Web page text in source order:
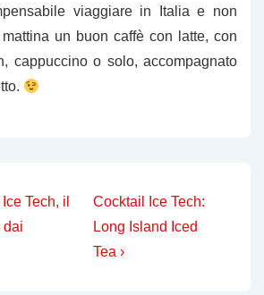
viaggiare in Italia e non
un buon caffè con latte, con
cappuccino o solo, accompagnato
Tech, il
dai
Il
prossimo
articolo
Cocktail Ice Tech:
Long Island Iced
Tea ›